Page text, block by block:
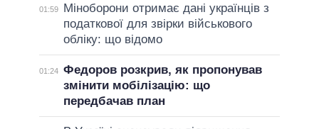
01:59
Міноборони отримає дані українців з
податкової для звірки військового
обліку: що відомо
01:24 Федоров розкрив, як пропонував
змінити мобілізацію: що
передбачав план